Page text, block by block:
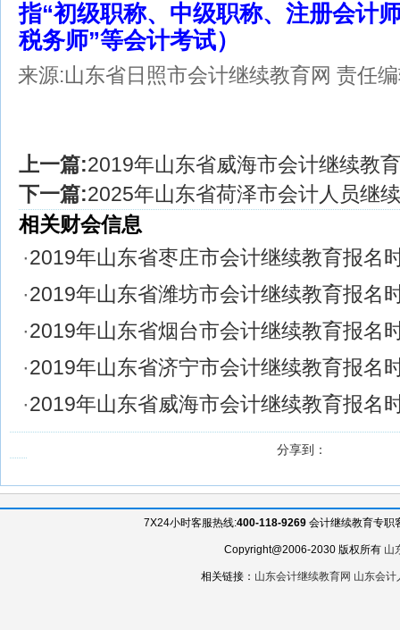
指“初级职称、中级职称、注册会计
税务师”等会计考试）
来源:山东省日照市会计继续教育网 责任
上一篇:2019年山东省威海市会计继续教
下一篇:2025年山东省荷泽市会计人员继
相关财会信息
·2019年山东省枣庄市会计继续教育报名
·2019年山东省潍坊市会计继续教育报名
·2019年山东省烟台市会计继续教育报名
·2019年山东省济宁市会计继续教育报名
·2019年山东省威海市会计继续教育报名
分享到：
7X24小时客服热线:400-118-9269 会计继续教育专职
Copyright@2006-2030 版权所有 山
相关链接： 山东会计继续教育网 山东会计